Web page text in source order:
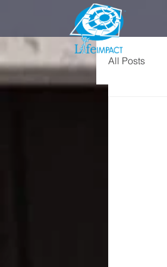
All Posts